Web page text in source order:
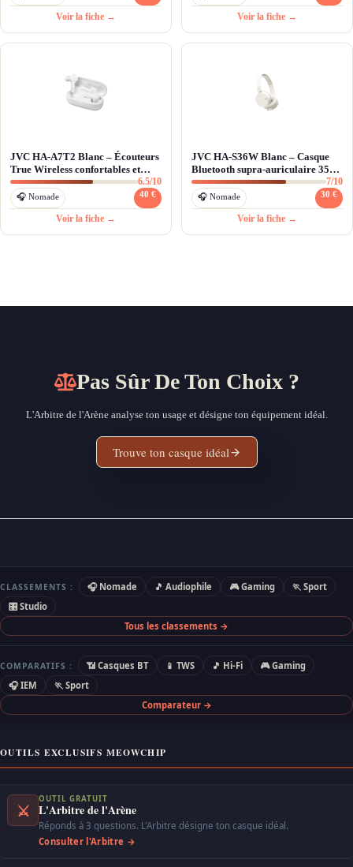
Voir la fiche → Voir la fiche →
JVC HA-A7T2 Blanc – Écouteurs
True Wireless confortables et
résistants pour le quotidien
6.5/10
🎧 Nomade 40 €
Voir la fiche →
JVC HA-S36W Blanc – Casque
Bluetooth supra-auriculaire 35h
avec EQ
7/10
🎧 Nomade 30 €
Voir la fiche →
Pas Sûr De Ton Choix ?
L'Arbitre de l'Arène analyse ton usage et désigne ton équipement idéal.
Trouve ton casque idéal
CLASSEMENTS : 🎧 Nomade 🎵 Audiophile 🎮 Gaming
🏃 Sport
🎛 Studio
Tous les classements →
COMPARATIFS : 📶 Casques BT 📱 TWS 🎵 Hi-Fi
🎮 Gaming
🎧 IEM
🏃 Sport
Comparateur →
OUTILS EXCLUSIFS MEOWCHIP
⚔
OUTIL GRATUIT
L'Arbitre de l'Arène
Réponds à 3 questions. L'Arbitre désigne ton casque idéal.
Consulter l'Arbitre →